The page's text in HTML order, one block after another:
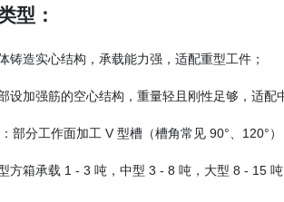
型：
铸造实心结构，承载能力强，适配重型工件；
设加强筋的空心结构，重量轻且刚性足够，适配
部分工作面加工 V 型槽（槽角常见 90°、120°
方箱承载 1 - 3 吨，中型 3 - 8 吨，大型 8 - 15